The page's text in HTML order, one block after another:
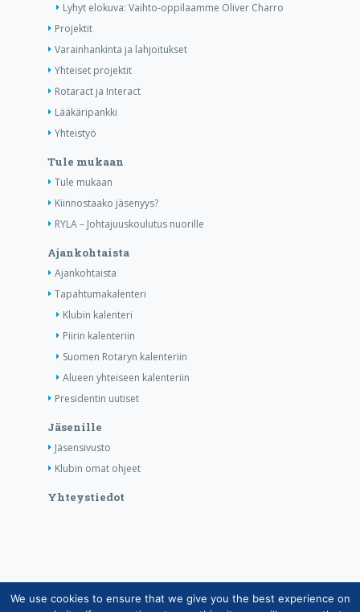
Lyhyt elokuva: Vaihto-oppilaamme Oliver Charro
Projektit
Varainhankinta ja lahjoitukset
Yhteiset projektit
Rotaract ja Interact
Lääkäripankki
Yhteistyö
Tule mukaan
Tule mukaan
Kiinnostaako jäsenyys?
RYLA – Johtajuuskoulutus nuorille
Ajankohtaista
Ajankohtaista
Tapahtumakalenteri
Klubin kalenteri
Piirin kalenteriin
Suomen Rotaryn kalenteriin
Alueen yhteiseen kalenteriin
Presidentin uutiset
Jäsenille
Jäsensivusto
Klubin omat ohjeet
Yhteystiedot
Copyright © Suomen Rotarypalvelu ry 2026 |
We use cookies to ensure that we give you the best experience on